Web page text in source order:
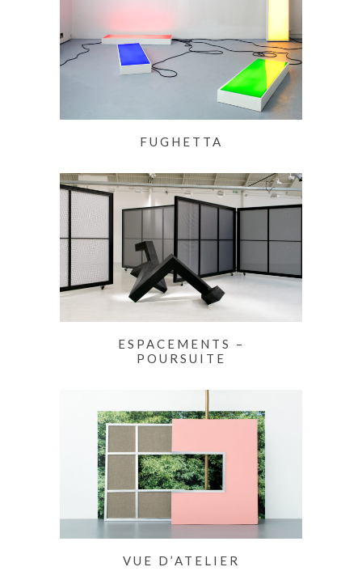
FUGHETTA
ESPACEMENTS –
POURSUITE
VUE D’ATELIER